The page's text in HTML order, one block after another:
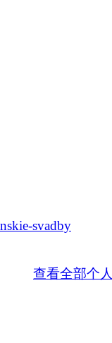
svadby
查看全部个